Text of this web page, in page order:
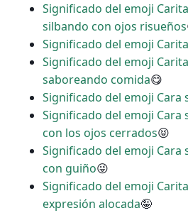
Significado del emoji
silbando con ojos risueños
Significado del emoji
Significado del emoji
saboreando comida😋
Significado del emoji Cara
Significado del emoji Cara
con los ojos cerrados😝
Significado del emoji Cara
con guiño😜
Significado del emoji
expresión alocada🤪